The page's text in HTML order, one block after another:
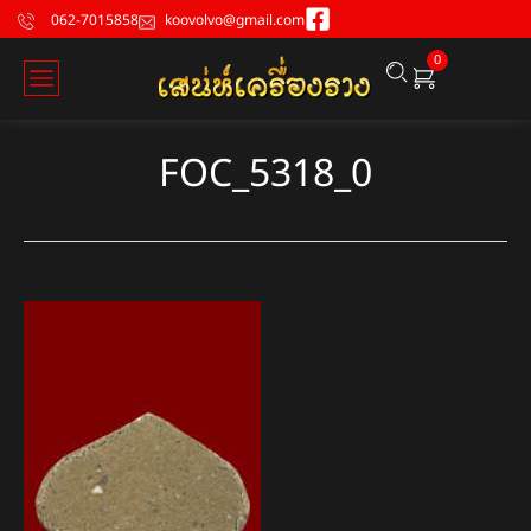
062-7015858 koovolvo@gmail.com
0
FOC_5318_0